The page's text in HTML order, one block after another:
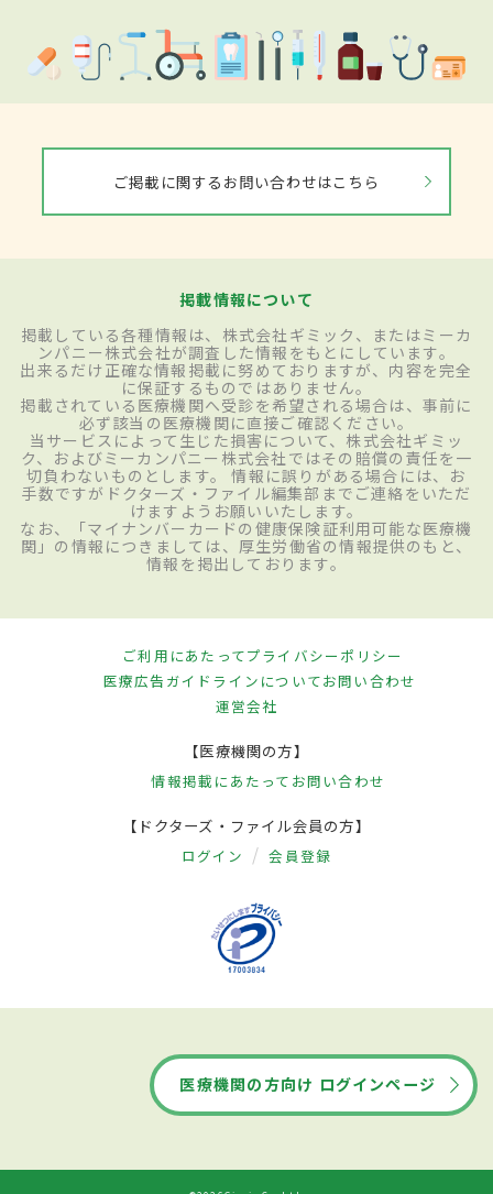
ご掲載に関するお問い合わせはこちら
掲載情報について
掲載している各種情報は、株式会社ギミック、またはミーカ
ンパニー株式会社が調査した情報をもとにしています。
出来るだけ正確な情報掲載に努めておりますが、内容を完全
に保証するものではありません。
掲載されている医療機関へ受診を希望される場合は、事前に
必ず該当の医療機関に直接ご確認ください。
当サービスによって生じた損害について、株式会社ギミッ
ク、およびミーカンパニー株式会社ではその賠償の責任を一
切負わないものとします。 情報に誤りがある場合には、お
手数ですがドクターズ・ファイル編集部までご連絡をいただ
けますようお願いいたします。
なお、「マイナンバーカードの健康保険証利用可能な医療機
関」の情報につきましては、厚生労働省の情報提供のもと、
情報を掲出しております。
ご利用にあたってプライバシーポリシー
医療広告ガイドラインについてお問い合わせ
運営会社
【医療機関の方】
情報掲載にあたって お問い合わせ
【ドクターズ・ファイル会員の方】
ログイン 会員登録
医療機関の方向け ログインページ